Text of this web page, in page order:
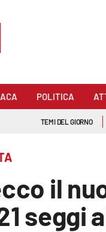
POLITICA
TEMI DEL GIORNO
il
seggi